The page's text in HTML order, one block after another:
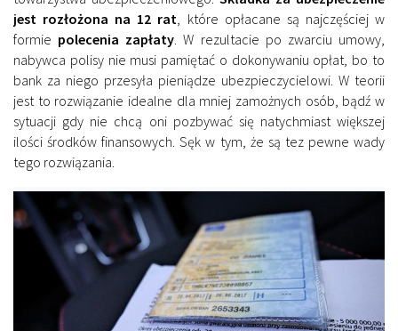
jest rozłożona na 12 rat , które opłacane są najczęściej w
formie polecenia zapłaty . W rezultacie po zwarciu umowy,
nabywca polisy nie musi pamiętać o dokonywaniu opłat, bo to
bank za niego przesyła pieniądze ubezpieczycielowi. W teorii
jest to rozwiązanie idealne dla mniej zamożnych osób, bądź w
sytuacji gdy nie chcą oni pozbywać się natychmiast większej
ilości środków finansowych. Sęk w tym, że są tez pewne wady
tego rozwiązania.